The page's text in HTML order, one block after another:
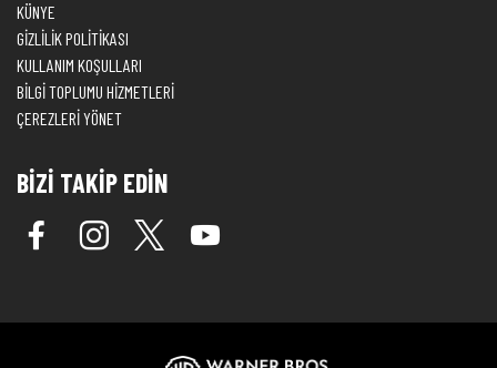
KÜNYE
GİZLİLİK POLİTİKASI
KULLANIM KOŞULLARI
BİLGİ TOPLUMU HİZMETLERİ
ÇEREZLERİ YÖNET
BİZİ TAKİP EDİN